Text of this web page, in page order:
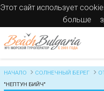
Этот сайт использует
больше
НАЧАЛО СОЛНЕЧНЫЙ БЕРЕГ
"НЕПТУН БИЙЧ"